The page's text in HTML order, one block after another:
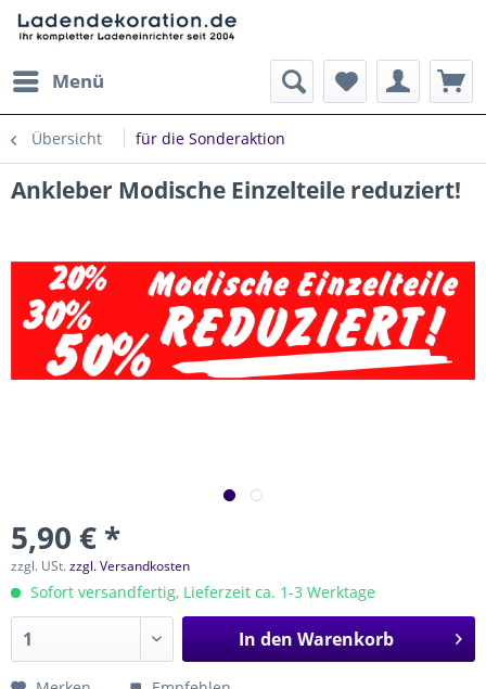
Menü
Übersicht für die Sonderaktion
Ankleber Modische Einzelteile reduziert!
5,90 € *
zzgl. USt.zzgl. Versandkosten
Sofort versandfertig, Lieferzeit ca. 1-3 Werktage
In den Warenkorb